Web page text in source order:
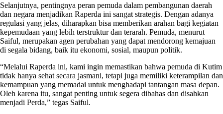
Selanjutnya, pentingnya peran pemuda dalam pembangunan daerah
dan negara menjadikan Raperda ini sangat strategis. Dengan adanya
regulasi yang jelas, diharapkan bisa memberikan arahan bagi kegiatan
kepemudaan yang lebih terstruktur dan terarah. Pemuda, menurut
Saiful, merupakan agen perubahan yang dapat mendorong kemajuan
di segala bidang, baik itu ekonomi, sosial, maupun politik.
“Melalui Raperda ini, kami ingin memastikan bahwa pemuda di Kutim
tidak hanya sehat secara jasmani, tetapi juga memiliki keterampilan dan
kemampuan yang memadai untuk menghadapi tantangan masa depan.
Oleh karena itu, sangat penting untuk segera dibahas dan disahkan
menjadi Perda,” tegas Saiful.